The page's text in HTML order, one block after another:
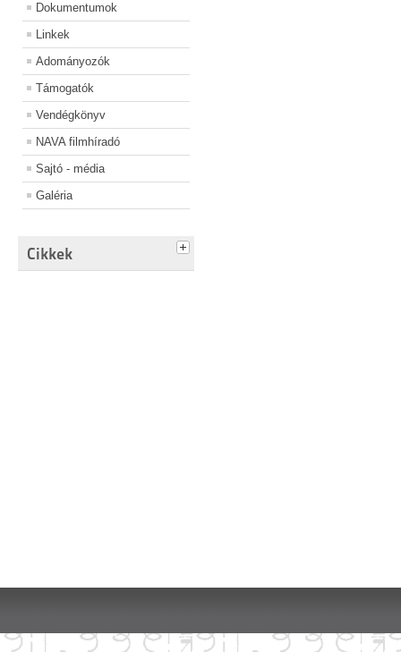
Dokumentumok
Linkek
Adományozók
Támogatók
Vendégkönyv
NAVA filmhíradó
Sajtó - média
Galéria
Cikkek